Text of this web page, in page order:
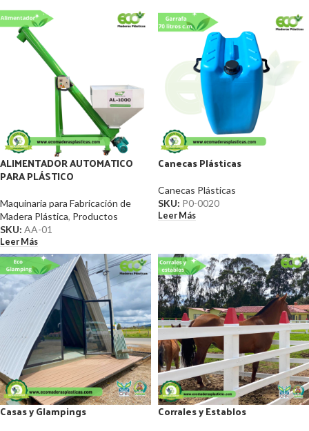
ALIMENTADOR AUTOMATICO
PARA PLÁSTICO
Maquinaria para Fabricación de
Madera Plástica, Productos
SKU: AA-01
Leer Más
Canecas Plásticas
Canecas Plásticas
SKU: P0-0020
Leer Más
Casas y Glampings Corrales y Establos